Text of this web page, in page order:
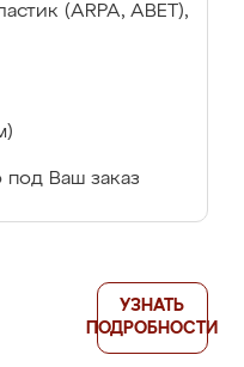
(ARPA, ABET),
Ваш заказ
УЗНАТЬ
ПОДРОБНОСТИ